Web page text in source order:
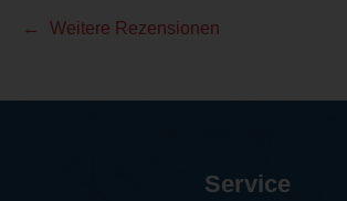
Weitere Rezensionen
Service